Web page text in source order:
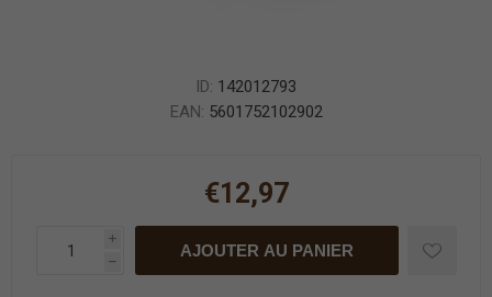
ID: 142012793
EAN: 5601752102902
€12,97
i
h
AJOUTER AU PANIER